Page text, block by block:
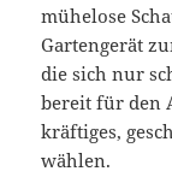
mühelose
Gartengerät
die sich nur
bereit für den
kräftiges,
wählen.